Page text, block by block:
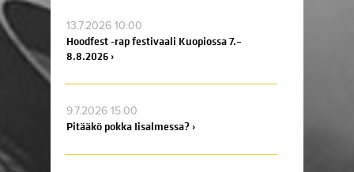
13.7.2026 10:00
Hoodfest -rap festivaali Kuopiossa 7.–
8.8.2026 ›
9.7.2026 15:00
Pitääkö pokka Iisalmessa? ›